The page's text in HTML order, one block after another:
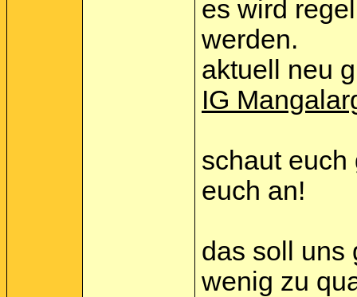
es wird
werden.
aktuell neu
IG
schaut euch
euch an!
das soll uns
wenig zu